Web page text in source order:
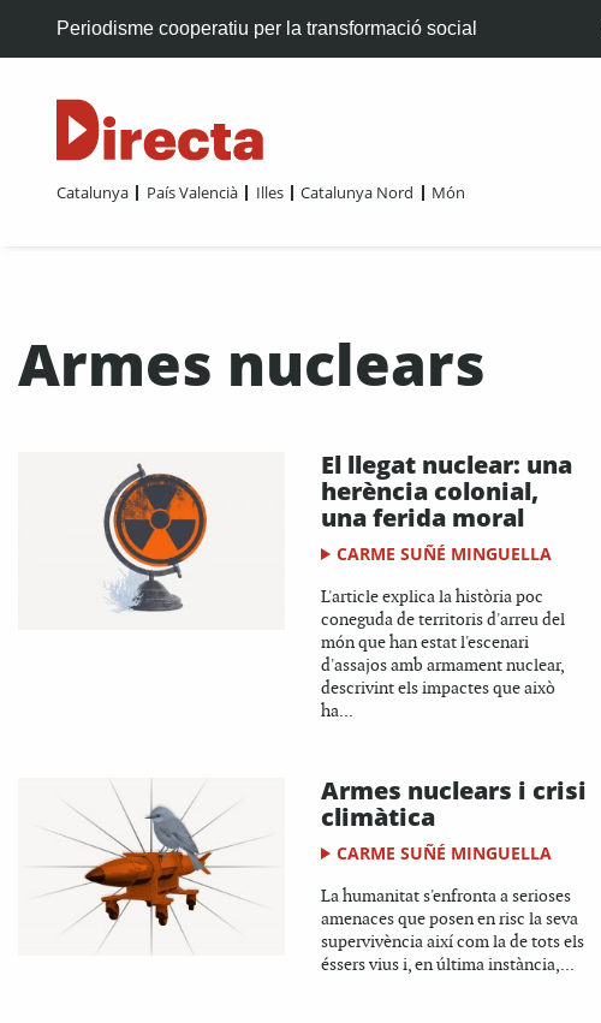
Periodisme cooperatiu per la transformació social
Catalunya País Valencià Illes Catalunya Nord Món
Armes nuclears
El llegat nuclear: una
herència colonial,
una ferida moral
CARME SUÑÉ MINGUELLA
L'article explica la història poc
coneguda de territoris d'arreu del
món que han estat l'escenari
d'assajos amb armament nuclear,
descrivint els impactes que això
ha...
Armes nuclears i crisi
climàtica
CARME SUÑÉ MINGUELLA
La humanitat s'enfronta a serioses
amenaces que posen en risc la seva
supervivència així com la de tots els
éssers vius i, en última instància,...